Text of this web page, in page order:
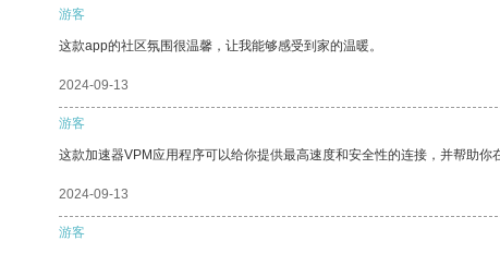
游客
这款app的社区氛围很温馨，让我能够感受到家的温暖。
2024-09-13
游客
这款加速器VPM应用程序可以给你提供最高速度和安全性的连接，并帮助你
2024-09-13
游客